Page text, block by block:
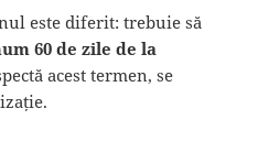
este diferit: trebuie să
60 de zile de la
acest termen, se